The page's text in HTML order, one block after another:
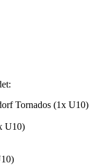
Tornados (1x U10)
U10)